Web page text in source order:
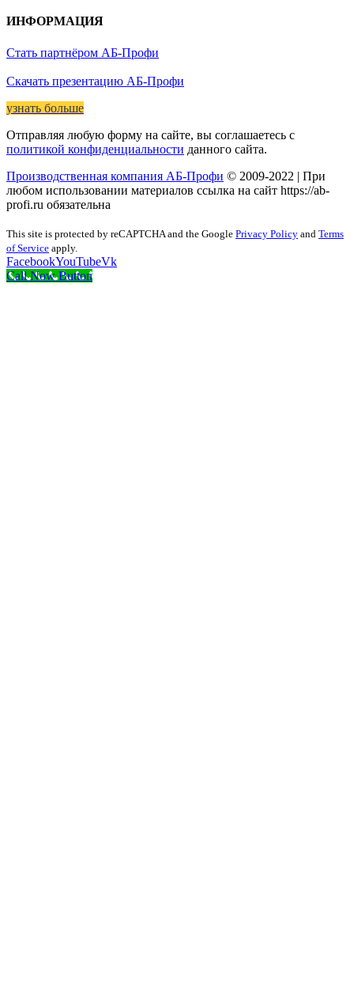
ИНФОРМАЦИЯ
Стать партнёром АБ-Профи
Скачать презентацию АБ-Профи
узнать больше
Отправляя любую форму на сайте, вы соглашаетесь с
политикой конфиденциальности данного сайта.
Производственная компания АБ-Профи © 2009-2022 | При
любом использовании материалов ссылка на сайт https://ab-
profi.ru обязательна
This site is protected by reCAPTCHA and the Google Privacy Policy and Terms
of Service apply.
FacebookYouTubeVk
Call Now Button